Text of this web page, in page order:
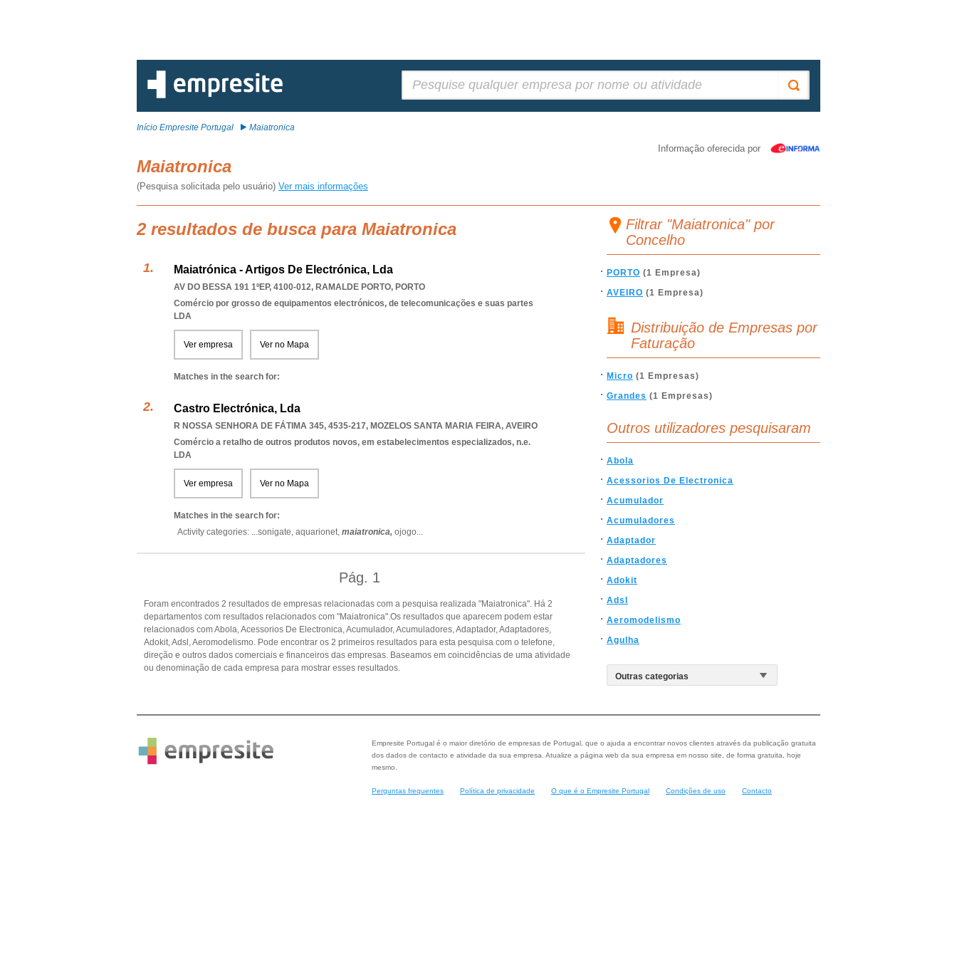
Início Empresite Portugal Maiatronica
Informação oferecida por
Maiatronica
(Pesquisa solicitada pelo usuário) Ver mais informações
2 resultados de busca para Maiatronica
Maiatrónica - Artigos De Electrónica, Lda
AV DO BESSA 191 1ºEP, 4100-012, RAMALDE PORTO, PORTO
Comércio por grosso de equipamentos electrónicos, de telecomunicações e suas partes
LDA
Ver empresa Ver no Mapa
Matches in the search for:
Castro Electrónica, Lda
R NOSSA SENHORA DE FÁTIMA 345, 4535-217, MOZELOS SANTA MARIA FEIRA, AVEIRO
Comércio a retalho de outros produtos novos, em estabelecimentos especializados, n.e.
LDA
Ver empresa Ver no Mapa
Matches in the search for:
Activity categories: ...sonigate, aquarionet, maiatronica, ojogo...
Pág. 1
Foram encontrados 2 resultados de empresas relacionadas com a pesquisa realizada "Maiatronica". Há 2
departamentos com resultados relacionados com "Maiatronica".Os resultados que aparecem podem estar
relacionados com Abola, Acessorios De Electronica, Acumulador, Acumuladores, Adaptador, Adaptadores,
Adokit, Adsl, Aeromodelismo. Pode encontrar os 2 primeiros resultados para esta pesquisa com o telefone,
direção e outros dados comerciais e financeiros das empresas. Baseamos em coincidências de uma atividade
ou denominação de cada empresa para mostrar esses resultados.
Filtrar "Maiatronica" por
Concelho
PORTO (1 Empresa)
AVEIRO (1 Empresa)
Distribuição de Empresas por
Faturação
Micro (1 Empresas)
Grandes (1 Empresas)
Outros utilizadores pesquisaram
Abola
Acessorios De Electronica
Acumulador
Acumuladores
Adaptador
Adaptadores
Adokit
Adsl
Aeromodelismo
Agulha
Empresite Portugal é o maior diretório de empresas de Portugal, que o ajuda a encontrar novos clientes através da publicação gratuita
dos dados de contacto e atividade da sua empresa. Atualize a página web da sua empresa em nosso site, de forma gratuita, hoje
mesmo.
Perguntas frequentes Política de privacidade O que é o Empresite Portugal Condições de uso Contacto